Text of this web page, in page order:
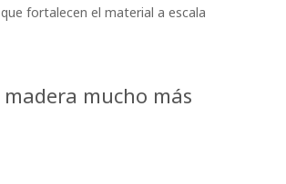
fortalecen el material a escala
mucho más